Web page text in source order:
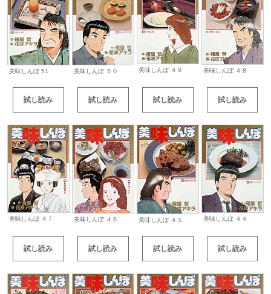
美味しんぼ 51
試し読み
美味しんぼ ５０
試し読み
美味しんぼ ４９
試し読み
美味しんぼ ４８
試し読み
美味しんぼ ４７
試し読み
美味しんぼ ４６
試し読み
美味しんぼ ４５
試し読み
美味しんぼ ４４
試し読み